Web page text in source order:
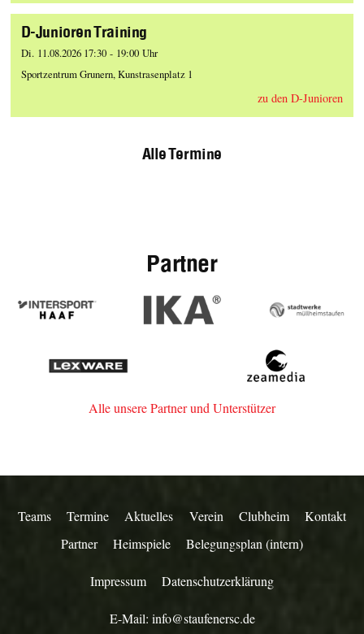
D-Junioren Training
Di. 11.08.2026 17:30 - 19:00 Uhr
Sportzentrum Grunern, Kunstrasenplatz 1
zu den D-Junioren
Alle Termine
Partner
Intersport
Haaf
IKA
Müllheim-
zeamedia,
Werbeagentur
Staufen
Alle unsere Partner und Unterstützer
Teams Termine Aktuelles Verein Clubheim
Kontakt
Partner
Heimspiele Belegungsplan (intern)
Impressum Datenschutzerklärung
E-Mail: info@staufenersc.de